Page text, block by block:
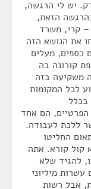
יש לי הרגשה,
הזאת,
– קרי, משרד
את הנושא הזה
כספים, מעלים
קורונה בה
משקיעה בזה
לכל המקומות
בכלל
הפרטיים, הם אחד
ללכת לעבודה.
החליטו
להוציא קול קורא. אתה
להגיד שלא
מיליוני
אבל רשות